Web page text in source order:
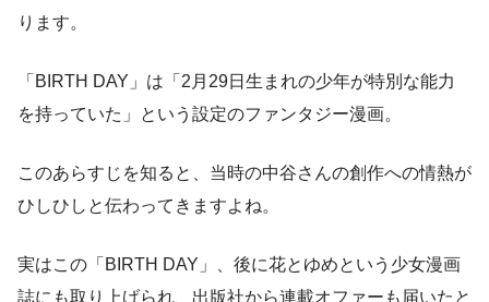
ります。
「BIRTH DAY」は「2月29日生まれの少年が特別な能力
を持っていた」という設定のファンタジー漫画。
このあらすじを知ると、当時の中谷さんの創作への情熱が
ひしひしと伝わってきますよね。
実はこの「BIRTH DAY」、後に花とゆめという少女漫画
誌にも取り上げられ、出版社から連載オファーも届いたと